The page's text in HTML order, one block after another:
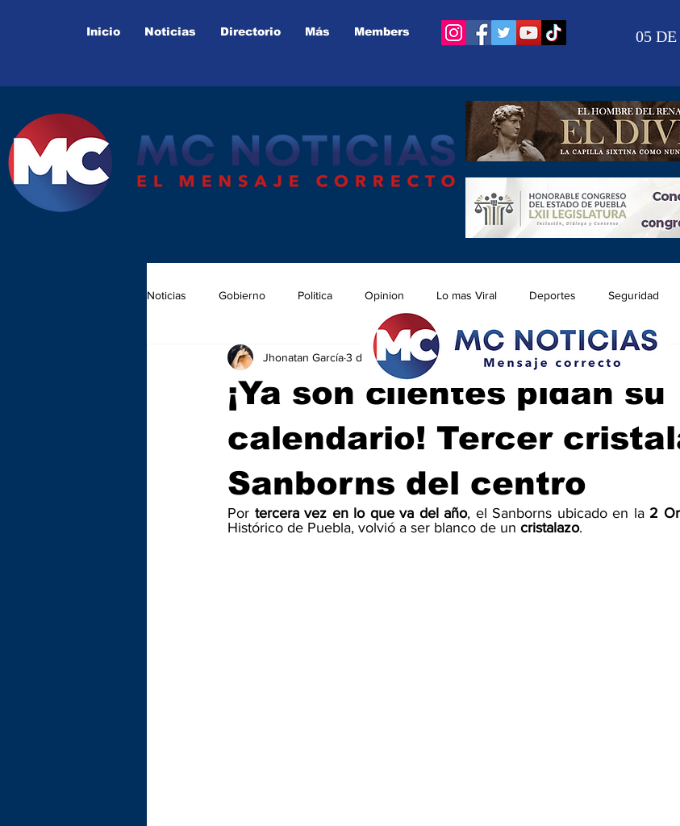
Inicio Noticias Directorio Más Members 05
Noticias Gobierno Politica Opinion Lo mas Viral Deportes Seguridad
Juntas Auxiliares
¡Ya son clientes pidan su
calendario! Tercer
Sanborns del centro
Jhonatan García3 dic 20251 min de lectura
Por tercera vez en lo que va del año, el Sanborns ubicado en la 2
Histórico de Puebla, volvió a ser blanco de un cristalazo.